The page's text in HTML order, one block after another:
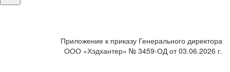
Приложение к приказу Генерального директора
ООО «Хэдхантер» № 3459-ОД от 03.06.2026 г.